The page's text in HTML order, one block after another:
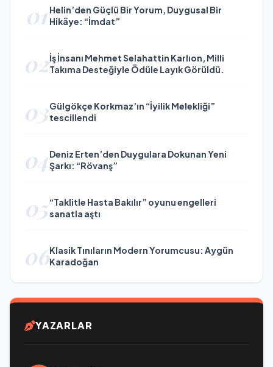
01 Helin’den Güçlü Bir Yorum, Duygusal Bir
Hikâye: “İmdat”
02İş İnsanı Mehmet Selahattin Karlıon, Milli
Takıma Desteğiyle Ödüle Layık Görüldü.
03Gülgökçe Korkmaz’ın “İyilik Melekliği”
tescillendi
04Deniz Erten’den Duygulara Dokunan Yeni
Şarkı: “Rövanş”
05“Taklitle Hasta Bakılır” oyunu engelleri
sanatla aştı
06Klasik Tınıların Modern Yorumcusu: Aygün
Karadoğan
YAZARLAR